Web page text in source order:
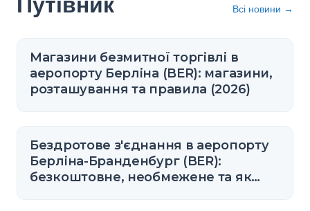
Всі новини →
Магазини безмитної торгівлі в
аеропорту Берліна (BER): магазини,
розташування та правила (2026)
Бездротове з'єднання в аеропорту
Берліна-Бранденбург (BER):
безкоштовне, необмежене та як